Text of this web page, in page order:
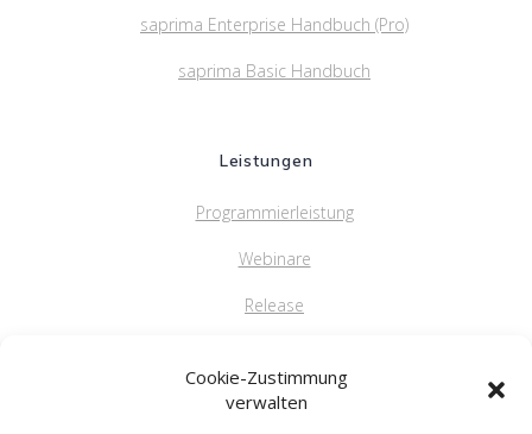
Cookie-Zustimmung
verwalten
saprima Enterprise Handbuch (Pro)
saprima Basic Handbuch
Leistungen
Programmierleistung
Webinare
Release